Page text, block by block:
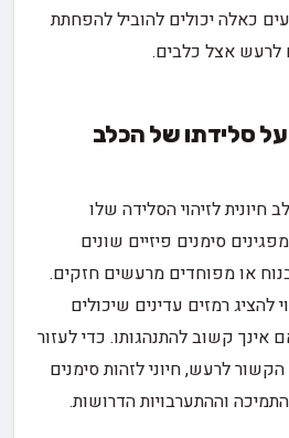
כאלה יכולים להוביל להפחתת
לרעש אצל כלבים.
סלידתו של הכלב
לזיהוי הסלידה שלו
סימנים פיזיים שונים
או מפוחדים מרעשים חזקים.
רמזים עדינים שיכולים
אינך קשוב להתנהגותו. כדי לעזור
לרעש, חיוני לזהות סימנים
וההתערבויות הדרושות.